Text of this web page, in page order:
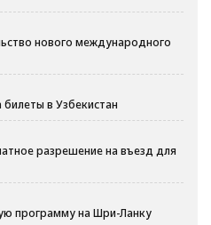
нового международного
билеты в Узбекистан
разрешение на въезд для
программу на Шри-Ланку